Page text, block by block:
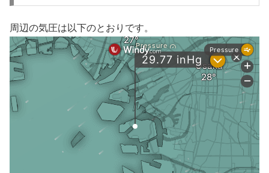
周辺の気圧は以下のとおりです。